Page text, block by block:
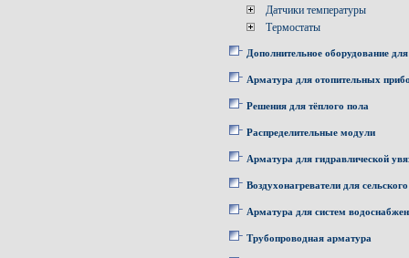
Датчики температуры
Термостаты
Дополнительное оборудование
Арматура для отопительных
Решения для тёплого пола
Распределительные модули
Арматура для гидравлической
Воздухонагреватели для
Арматура для систем
Трубопроводная арматура